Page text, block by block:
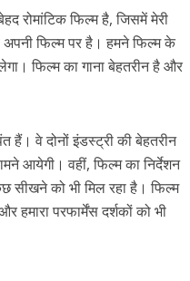
रोमांटिक फिल्‍म है, जिसमें मेरी
अपनी फिल्‍म पर है। हमने फिल्‍म के
फिल्‍म का गाना बेहतरीन है और
हैं। वे दोनों इंडस्‍ट्री की बेहतरीन
आयेगी। वहीं, फिल्‍म का निर्देशन
सीखने को भी मिल रहा है। फिल्‍म
हमारा परफार्मेंस दर्शकों को भी